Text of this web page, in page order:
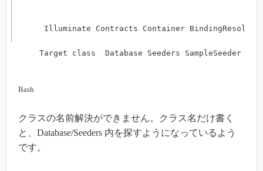
   Illuminate
Contracts Container
  Target class
Database Seeders SampleSeeder
Bash
クラスの名前解決ができません。クラス名だけ書く
と、Database/Seeders 内を探すようになっているよう
です。